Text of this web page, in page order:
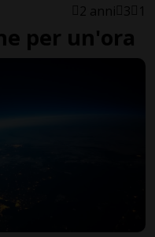
2 anni 3 1
per un'ora